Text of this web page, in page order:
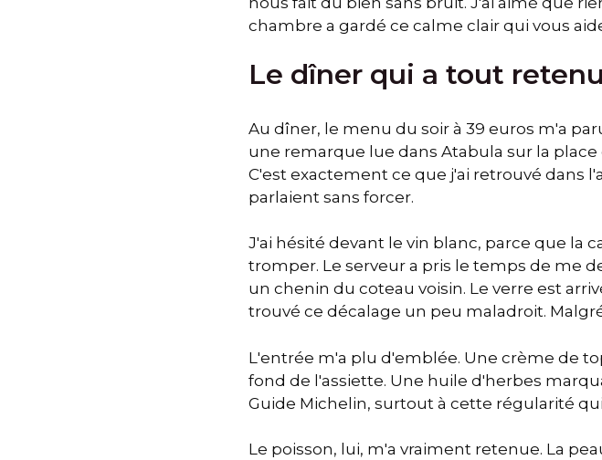
chambre a gardé ce calme clair qui vous
Le dîner qui a tout retenu
Au dîner, le menu du soir à 39 euros m'a
une remarque lue dans Atabula sur la
C'est exactement ce que j'ai retrouvé dans
parlaient sans forcer.
J'ai hésité devant le vin blanc, parce que la
tromper. Le serveur a pris le temps de me
un chenin du coteau voisin. Le verre est
trouvé ce décalage un peu maladroit.
L'entrée m'a plu d'emblée. Une crème de
fond de l'assiette. Une huile d'herbes
Guide Michelin, surtout à cette régularité
Le poisson, lui, m'a vraiment retenue. La